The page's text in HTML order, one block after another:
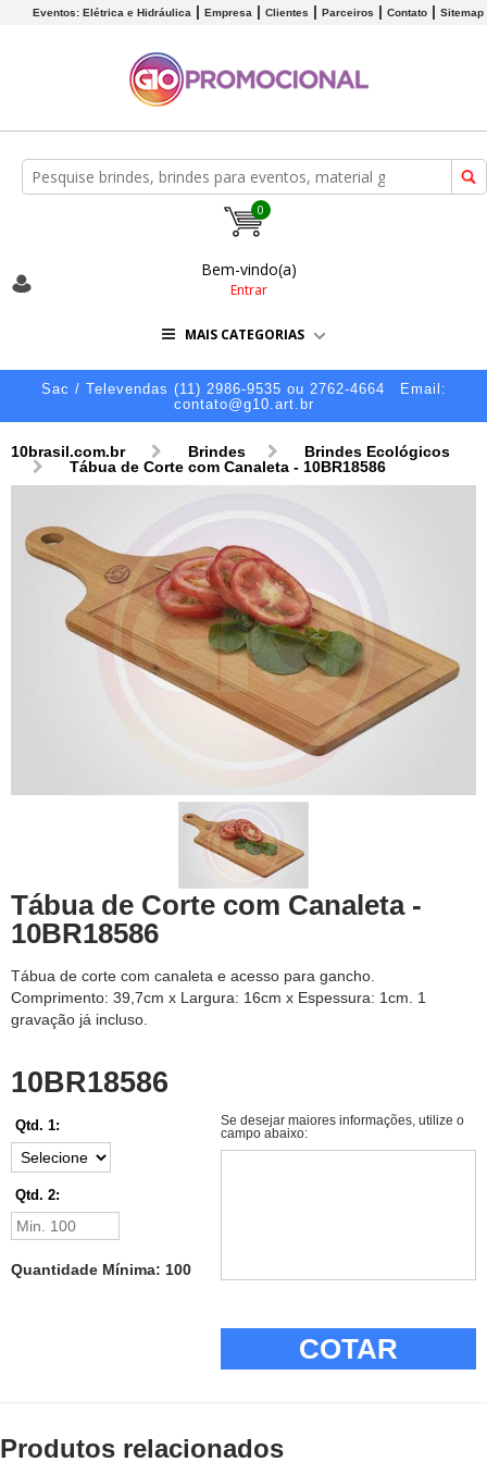
Eventos: Elétrica e Hidráulica Empresa Clientes Parceiros Contato Sitemap
0
Bem-vindo(a)
Entrar
MAIS CATEGORIAS
Sac / Televendas (11) 2986-9535 ou 2762-4664
Email:
contato@g10.art.br
10brasil.com.br Brindes
Brindes Ecológicos
Tábua de Corte com Canaleta - 10BR18586
Tábua de Corte com Canaleta -
10BR18586
Tábua de corte com canaleta e acesso para gancho.
Comprimento: 39,7cm x Largura: 16cm x Espessura: 1cm. 1
gravação já incluso.
10BR18586
Qtd. 1:
Qtd. 2:
Quantidade Mínima: 100
Se desejar maiores informações, utilize o
campo abaixo:
COTAR
Produtos relacionados